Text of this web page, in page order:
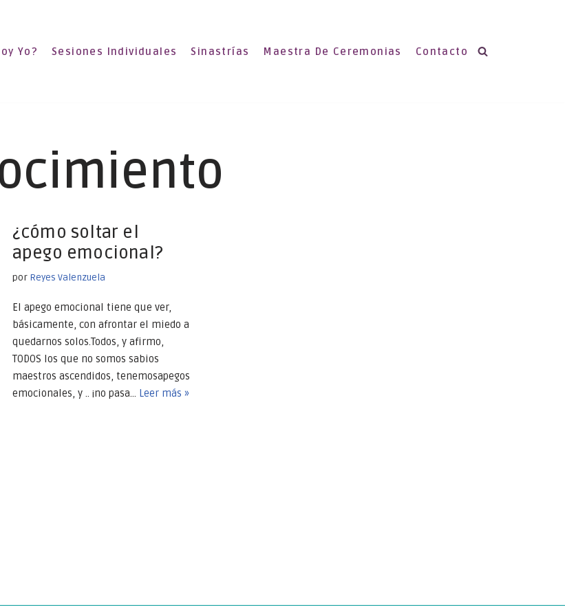
Yo? Sesiones Individuales Sinastrías Maestra De Ceremonias Contacto
¿cómo soltar el
apego emocional?
por Reyes Valenzuela
El apego emocional tiene que ver,
básicamente, con afrontar el miedo a
quedarnos solos.Todos, y afirmo,
TODOS los que no somos sabios
maestros ascendidos, tenemosapegos
emocionales, y .. ¡no pasa… Leer más »